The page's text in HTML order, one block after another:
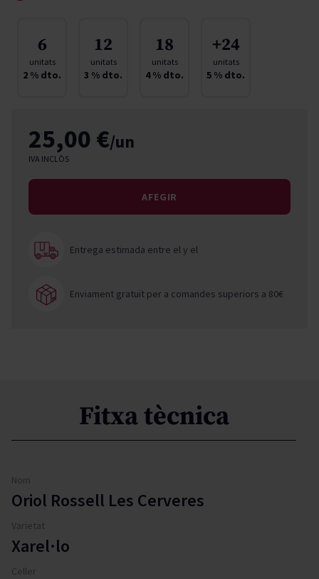
6
unitats
2 % dto.
12
unitats
3 % dto.
18
unitats
4% dto.
+24
unitats
5 % dto.
25,00 €/un
IVA INCLÒS
AFEGIR
Entrega estimada entre ely el
Enviament gratuït per a comandes superiors a 80€
Fitxa tècnica
Nom
Oriol Rossell Les Cerveres
Varietat
Xarel·lo
Celler